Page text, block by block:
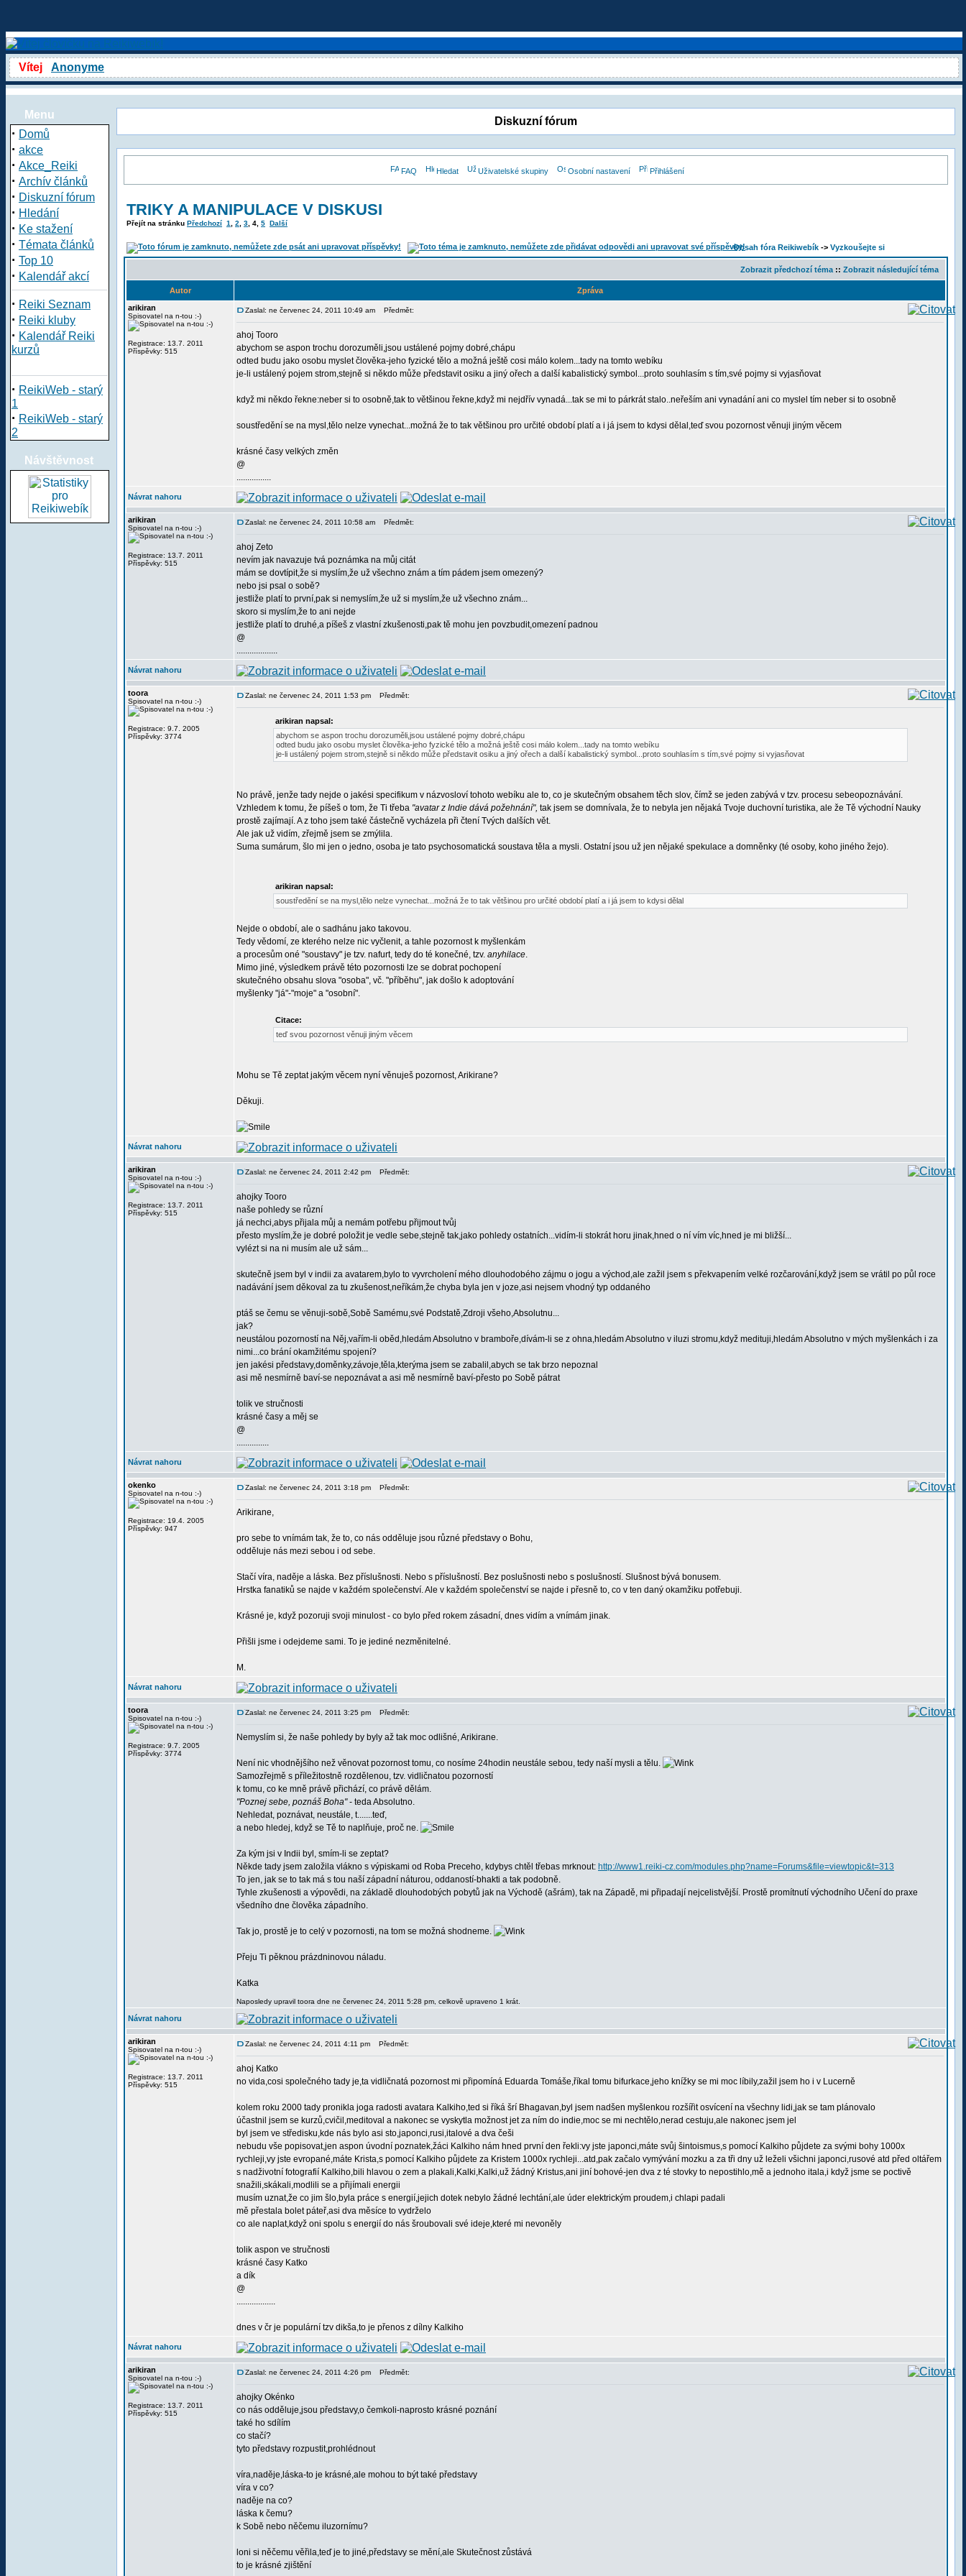
Vítej Anonyme
Menu
· Domů
· akce
· Akce_Reiki
· Archív článků
· Diskuzní fórum
· Hledání
· Ke stažení
· Témata článků
· Top 10
· Kalendář akcí
· Reiki Seznam
· Reiki kluby
· Kalendář Reiki
kurzů
· ReikiWeb - starý
1
· ReikiWeb - starý
2
Návštěvnost
Diskuzní fórum
FAQ Hledat Uživatelské skupiny Osobní nastavení Přihlášení
TRIKY A MANIPULACE V DISKUSI
Přejít na stránku Předchozí 1 2 3 4 5 Další
Obsah fóra Reikiwebík -> Vyzkoušejte si
Zobrazit předchozí téma :: Zobrazit následující téma
Autor
Zpráva
arikiran
Spisovatel na n-tou :-)
Registrace: 13.7. 2011
Příspěvky: 515
Zaslal: ne červenec 24, 2011 10:49 am Předmět:
ahoj Tooro
abychom se aspon trochu dorozuměli,jsou ustálené pojmy dobré,chápu
odted budu jako osobu myslet člověka-jeho fyzické tělo a možná ještě cosi málo kolem...tady na tomto webíku
je-li ustálený pojem strom,stejně si někdo může představit osiku a jiný ořech a další kabalistický symbol...proto souhlasím s tím,své pojmy si vyjasňovat
když mi někdo řekne:neber si to osobně,tak to většinou řekne,když mi nejdřív vynadá...tak se mi to párkrát stalo..neřeším ani vynadání ani co myslel tím neber si to osobně
soustředění se na mysl,tělo nelze vynechat...možná že to tak většinou pro určité období platí a i já jsem to kdysi dělal,teď svou pozornost věnuji jiným věcem
krásné časy velkých změn
@
................
Návrat nahoru
arikiran
Spisovatel na n-tou :-)
Registrace: 13.7. 2011
Příspěvky: 515
Zaslal: ne červenec 24, 2011 10:58 am Předmět:
ahoj Zeto
nevím jak navazuje tvá poznámka na můj citát
mám se dovtípit,že si myslím,že už všechno znám a tím pádem jsem omezený?
nebo jsi psal o sobě?
jestliže platí to první,pak si nemyslím,že už si myslím,že už všechno znám...
skoro si myslím,že to ani nejde
jestliže platí to druhé,a píšeš z vlastní zkušenosti,pak tě mohu jen povzbudit,omezení padnou
@
...................
Návrat nahoru
toora
Spisovatel na n-tou :-)
Registrace: 9.7. 2005
Příspěvky: 3774
Zaslal: ne červenec 24, 2011 1:53 pm Předmět:
arikiran napsal:
abychom se aspon trochu dorozuměli,jsou ustálené pojmy dobré,chápu
odted budu jako osobu myslet člověka-jeho fyzické tělo a možná ještě cosi málo kolem...tady na tomto webíku
je-li ustálený pojem strom,stejně si někdo může představit osiku a jiný ořech a další kabalistický symbol...proto souhlasím s tím,své pojmy si vyjasňovat
No právě, jenže tady nejde o jakési specifikum v názvosloví tohoto webíku ale to, co je skutečným obsahem těch slov, čímž se jeden zabývá v tzv. procesu sebeopoznávání.
Vzhledem k tomu, že píšeš o tom, že Ti třeba "avatar z Indie dává požehnání", tak jsem se domnívala, že to nebyla jen nějaká Tvoje duchovní turistika, ale že Tě východní Nauky
prostě zajímají. A z toho jsem také částečně vycházela při čtení Tvých dalších vět.
Ale jak už vidím, zřejmě jsem se zmýlila.
Suma sumárum, šlo mi jen o jedno, osoba je tato psychosomatická soustava těla a mysli. Ostatní jsou už jen nějaké spekulace a domněnky (té osoby, koho jiného žejo).
arikiran napsal:
soustředění se na mysl,tělo nelze vynechat...možná že to tak většinou pro určité období platí a i já jsem to kdysi dělal
Nejde o období, ale o sadhánu jako takovou.
Tedy vědomí, ze kterého nelze nic vyčlenit, a tahle pozornost k myšlenkám
a procesům oné "soustavy" je tzv. nafurt, tedy do té konečné, tzv. anyhilace.
Mimo jiné, výsledkem právě této pozornosti lze se dobrat pochopení
skutečného obsahu slova "osoba", vč. "příběhu", jak došlo k adoptování
myšlenky "já"-"moje" a "osobní".
Citace:
teď svou pozornost věnuji jiným věcem
Mohu se Tě zeptat jakým věcem nyní věnuješ pozornost, Arikirane?
Děkuji.
Návrat nahoru
arikiran
Spisovatel na n-tou :-)
Registrace: 13.7. 2011
Příspěvky: 515
Zaslal: ne červenec 24, 2011 2:42 pm Předmět:
ahojky Tooro
naše pohledy se různí
já nechci,abys přijala můj a nemám potřebu přijmout tvůj
přesto myslím,že je dobré položit je vedle sebe,stejně tak,jako pohledy ostatních...vidím-li stokrát horu jinak,hned o ní vím víc,hned je mi bližší...
vylézt si na ni musím ale už sám...
skutečně jsem byl v indii za avatarem,bylo to vyvrcholení mého dlouhodobého zájmu o jogu a východ,ale zažil jsem s překvapením velké rozčarování,když jsem se vrátil po půl roce
nadávání jsem děkoval za tu zkušenost,neříkám,že chyba byla jen v joze,asi nejsem vhodný typ oddaného
ptáš se čemu se věnuji-sobě,Sobě Samému,své Podstatě,Zdroji všeho,Absolutnu...
jak?
neustálou pozorností na Něj,vařím-li oběd,hledám Absolutno v bramboře,dívám-li se z ohna,hledám Absolutno v iluzi stromu,když medituji,hledám Absolutno v mých myšlenkách i za
nimi...co brání okamžitému spojení?
jen jakési představy,doměnky,závoje,těla,kterýma jsem se zabalil,abych se tak brzo nepoznal
asi mě nesmírně baví-se nepoznávat a asi mě nesmírně baví-přesto po Sobě pátrat
tolik ve stručnosti
krásné časy a měj se
@
...............
Návrat nahoru
okenko
Spisovatel na n-tou :-)
Registrace: 19.4. 2005
Příspěvky: 947
Zaslal: ne červenec 24, 2011 3:18 pm Předmět:
Arikirane,
pro sebe to vnímám tak, že to, co nás odděluje jsou různé představy o Bohu,
odděluje nás mezi sebou i od sebe.
Stačí víra, naděje a láska. Bez příslušnosti. Nebo s příslušností. Bez poslušnosti nebo s poslušností. Slušnost bývá bonusem.
Hrstka fanatiků se najde v každém společenství. Ale v každém společenství se najde i přesně to, co v ten daný okamžiku potřebuji.
Krásné je, když pozoruji svoji minulost - co bylo před rokem zásadní, dnes vidím a vnímám jinak.
Přišli jsme i odejdeme sami. To je jediné nezměnitelné.
M.
Návrat nahoru
toora
Spisovatel na n-tou :-)
Registrace: 9.7. 2005
Příspěvky: 3774
Zaslal: ne červenec 24, 2011 3:25 pm Předmět:
Nemyslím si, že naše pohledy by byly až tak moc odlišné, Arikirane.
Není nic vhodnějšího než věnovat pozornost tomu, co nosíme 24hodin neustále sebou, tedy naší mysli a tělu.
Samozřejmě s příležitostně rozdělenou, tzv. vidličnatou pozorností
k tomu, co ke mně právě přichází, co právě dělám.
"Poznej sebe, poznáš Boha"- teda Absolutno.
Nehledat, poznávat, neustále, t.......teď,
a nebo hledej, když se Tě to naplňuje, proč ne.
Za kým jsi v Indii byl, smím-li se zeptat?
Někde tady jsem založila vlákno s výpiskami od Roba Preceho, kdybys chtěl třebas mrknout: http://www1.reiki-cz.com/modules.php?name=Forums&file=viewtopic&t=313
To jen, jak se to tak má s tou naší západní náturou, oddaností-bhakti a tak podobně.
Tyhle zkušenosti a výpovědi, na základě dlouhodobých pobytů jak na Východě (ašrám), tak na Západě, mi připadají nejcelistvější. Prostě promítnutí východního Učení do praxe
všedního dne člověka západního.
Tak jo, prostě je to celý v pozornosti, na tom se možná shodneme.
Přeju Ti pěknou prázdninovou náladu.
Katka
Naposledy upravil toora dne ne červenec 24, 2011 5:28 pm, celkově upraveno 1 krát.
Návrat nahoru
arikiran
Spisovatel na n-tou :-)
Registrace: 13.7. 2011
Příspěvky: 515
Zaslal: ne červenec 24, 2011 4:11 pm Předmět:
ahoj Katko
no vida,cosi společného tady je,ta vidličnatá pozornost mi připomíná Eduarda Tomáše,říkal tomu bifurkace,jeho knížky se mi moc líbily,zažil jsem ho i v Lucerně
kolem roku 2000 tady pronikla joga radosti avatara Kalkiho,ted si říká šrí Bhagavan,byl jsem nadšen myšlenkou rozšířit osvícení na všechny lidi,jak se tam plánovalo
účastnil jsem se kurzů,cvičil,meditoval a nakonec se vyskytla možnost jet za ním do indie,moc se mi nechtělo,nerad cestuju,ale nakonec jsem jel
byl jsem ve středisku,kde nás bylo asi sto,japonci,rusi,italové a dva češi
nebudu vše popisovat,jen aspon úvodní poznatek,žáci Kalkiho nám hned první den řekli:vy jste japonci,máte svůj šintoismus,s pomocí Kalkiho půjdete za svými bohy 1000x
rychleji,vy jste evropané,máte Krista,s pomocí Kalkiho půjdete za Kristem 1000x rychleji...atd,pak začalo vymývání mozku a za tři dny už leželi všichni japonci,rusové atd před oltářem
s nadživotní fotografií Kalkiho,bili hlavou o zem a plakali,Kalki,Kalki,už žádný Kristus,ani jiní bohové-jen dva z té stovky to nepostihlo,mě a jednoho itala,i když jsme se poctivě
snažili,skákali,modlili se a přijímali energii
musím uznat,že co jim šlo,byla práce s energií,jejich dotek nebylo žádné lechtání,ale úder elektrickým proudem,i chlapi padali
mě přestala bolet páteř,asi dva měsíce to vydrželo
co ale naplat,když oni spolu s energií do nás šroubovali své ideje,které mi nevoněly
tolik aspon ve stručnosti
krásné časy Katko
a dík
@
..................
dnes v čr je populární tzv dikša,to je přenos z dílny Kalkiho
Návrat nahoru
arikiran
Spisovatel na n-tou :-)
Registrace: 13.7. 2011
Příspěvky: 515
Zaslal: ne červenec 24, 2011 4:26 pm Předmět:
ahojky Okénko
co nás odděluje,jsou představy,o čemkoli-naprosto krásné poznání
také ho sdílím
co stačí?
tyto představy rozpustit,prohlédnout
víra,naděje,láska-to je krásné,ale mohou to být také představy
víra v co?
naděje na co?
láska k čemu?
k Sobě nebo něčemu iluzornímu?
loni si něčemu věřila,teď je to jiné,představy se mění,ale Skutečnost zůstává
to je krásné zjištění